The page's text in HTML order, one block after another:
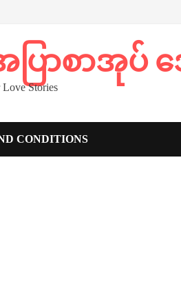
ပြာစာအုပ်
Stories
CONDITIONS